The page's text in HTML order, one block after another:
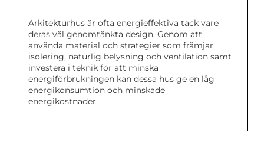
Arkitekturhus är ofta energieffektiva tack vare
deras väl genomtänkta design. Genom att
använda material och strategier som främjar
isolering, naturlig belysning och ventilation samt
investera i teknik för att minska
energiförbrukningen kan dessa hus ge en låg
energikonsumtion och minskade
energikostnader.